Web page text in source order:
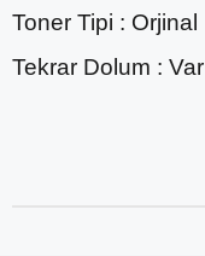
Toner Tipi : Orjinal
Tekrar Dolum : Var